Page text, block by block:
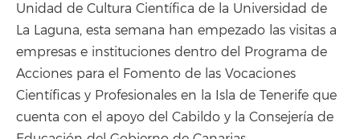
Unidad de Cultura Científica de la Universidad de
La Laguna, esta semana han empezado las visitas a
empresas e instituciones dentro del Programa de
Acciones para el Fomento de las Vocaciones
Científicas y Profesionales en la Isla de Tenerife que
cuenta con el apoyo del Cabildo y la Consejería de